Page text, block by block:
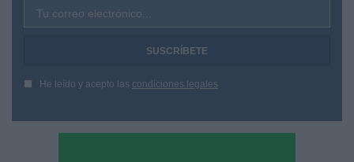
Tu correo electrónico...
He leído y acepto las condiciones legales